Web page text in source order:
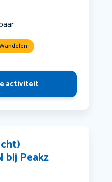
activiteit
bij Peakz